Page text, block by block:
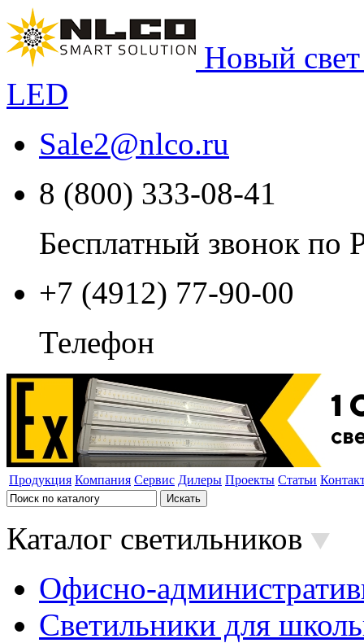
Новый
LED
Sale2@nlco.ru
8 (800) 333-08-41
Бесплатный звонок по
+7 (4912) 77-90-00
Телефон
Продукция Компания Сервис Дилеры Проекты Статьи
Каталог светильников
Офисно-
Светильники для